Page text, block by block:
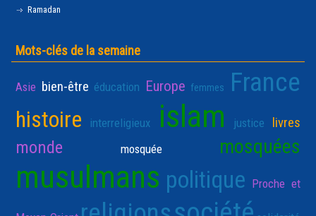
Ramadan
Mots-clés de la semaine
Asie bien-être éducation Europe femmes France
histoire interreligieux islam justice livres
monde mosquée mosquées
musulmans politique Proche et